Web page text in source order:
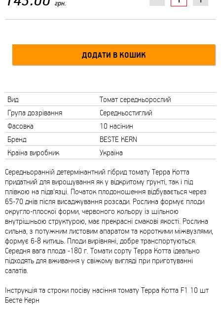
грн.
Вид
Томат середньорослий
Група дозрівання
Середньостиглий
Фасовка
10 насінин
Бренд
BESTE KERN
Країна виробник
Україна
Середньоранній детермінантний гібрид томату Терра Котта
придатний для вирощування як у відкритому ґрунті, так і під
плівкою на підв'язці. Початок плодоношення відбувається через
65-70 днів після висаджування розсади. Рослина формує плоди
округло-плоскої форми, червоного кольору із щільною
внутрішньою структурою, має прекрасні смакові якості. Рослина
сильна, з потужним листовим апаратом та короткими міжвузлями,
формує 6-8 китиць. Плоди вирівняні, добре транспортуються.
Середня вага плода -180 г. Томати сорту Терра Котта ідеально
підходять для вживання у свіжому вигляді при приготуванні
салатів.
Інструкція та строки посіву насіння томату Терра Котта F1 10 шт
Бесте Керн